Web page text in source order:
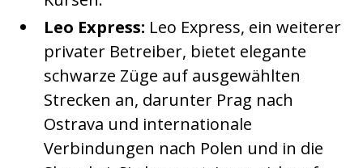
Leo Express: Leo Express, ein weiterer
privater Betreiber, bietet elegante
schwarze Züge auf ausgewählten
Strecken an, darunter Prag nach
Ostrava und internationale
Verbindungen nach Polen und in die